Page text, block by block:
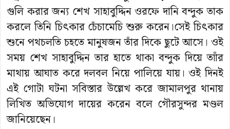
গুলি করার জন্য শেখ সাহাবুদ্দিন ওরফে দানি বন্দুক তাক
করলে তিনি চিৎকার চেঁচামেচি শুরু করেন।সেই চিৎকার
শুনে পথচলতি চহতে মানুষজন তাঁর দিকে ছুটে আসে। ওই
সময় শেখ সাহাবুদ্দিন তার হাতে থাকা বন্দুক দিয়ে তাাঁর
মাথায় আঘাত করে দলবল নিয়ে পালিয়ে যায়। ওই দিনই
এই গোটা ঘটনা সবিস্তার উল্লেখ করে জামালপুর থানায়
লিখিত অভিযোগ দায়ের করেন বলে গৌরসুন্দর মণ্ডল
জানিয়েছেন।